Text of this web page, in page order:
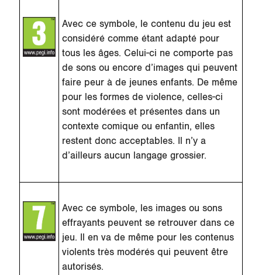
Avec ce symbole, le contenu du jeu est
considéré comme étant adapté pour
tous les âges. Celui-ci ne comporte pas
de sons ou encore d’images qui peuvent
faire peur à de jeunes enfants. De même
pour les formes de violence, celles-ci
sont modérées et présentes dans un
contexte comique ou enfantin, elles
restent donc acceptables. Il n’y a
d’ailleurs aucun langage grossier.
Avec ce symbole, les images ou sons
effrayants peuvent se retrouver dans ce
jeu. Il en va de même pour les contenus
violents très modérés qui peuvent être
autorisés.